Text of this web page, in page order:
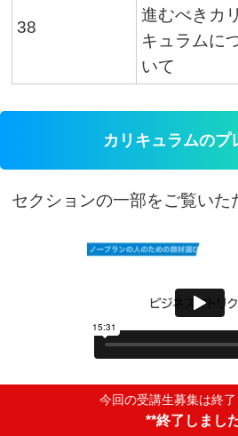
今回の受講生募集は終了
**終了しまし
38
進むべきカリ
キュラムに
いて
カリキュラムのプ
セクションの一部をご覧いた
受講までの